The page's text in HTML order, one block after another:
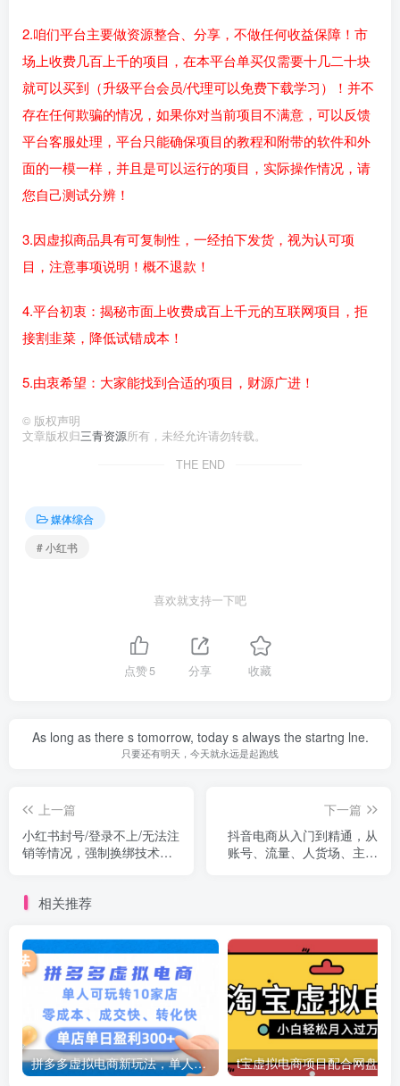
2.咱们平台主要做资源整合、分享，不做任何收益保障！市
场上收费几百上千的项目，在本平台单买仅需要十几二十块
就可以买到（升级平台会员/代理可以免费下载学习）！并不
存在任何欺骗的情况，如果你对当前项目不满意，可以反馈
平台客服处理，平台只能确保项目的教程和附带的软件和外
面的一模一样，并且是可以运行的项目，实际操作情况，请
您自己测试分辨！
3.因虚拟商品具有可复制性，一经拍下发货，视为认可项
目，注意事项说明！概不退款！
4.平台初衷：揭秘市面上收费成百上千元的互联网项目，拒
接割韭菜，降低试错成本！
5.由衷希望：大家能找到合适的项目，财源广进！
© 版权声明
文章版权归三青资源所有，未经允许请勿转载。
THE END
媒体综合
# 小红书
喜欢就支持一下吧
点赞5 分享 收藏
As long as there s tomorrow, today s always the startng lne.
只要还有明天，今天就永远是起跑线
上一篇
小红书封号/登录不上/无法注
销等情况，强制换绑技术
下一篇
抖音电商从入门到精通，从
账号、流量、人货场、主播
相关推荐
拼多多虚拟电商新玩法，单人可玩转10家店，零成本、成交快、转化快，号称单店单日可盈利300+